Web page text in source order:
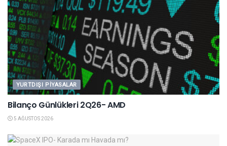
YURTDIŞI PIYASALAR
Bilanço Günlükleri 2Q26- AMD
5 AĞUSTOS 2026